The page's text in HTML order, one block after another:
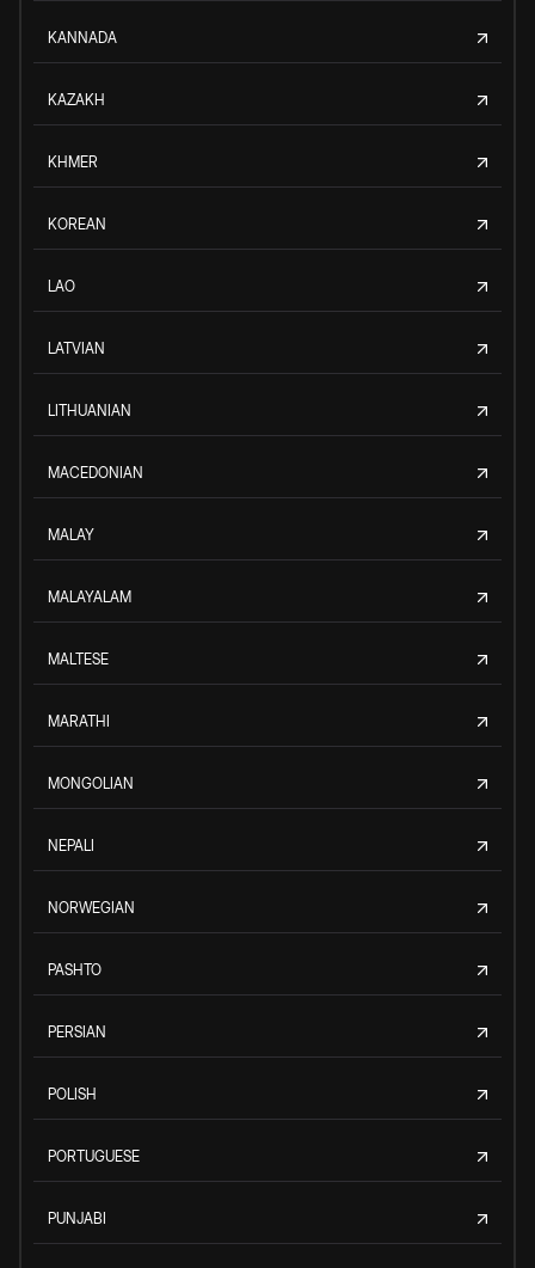
KANNADA
KAZAKH
KHMER
KOREAN
LAO
LATVIAN
LITHUANIAN
MACEDONIAN
MALAY
MALAYALAM
MALTESE
MARATHI
MONGOLIAN
NEPALI
NORWEGIAN
PASHTO
PERSIAN
POLISH
PORTUGUESE
PUNJABI